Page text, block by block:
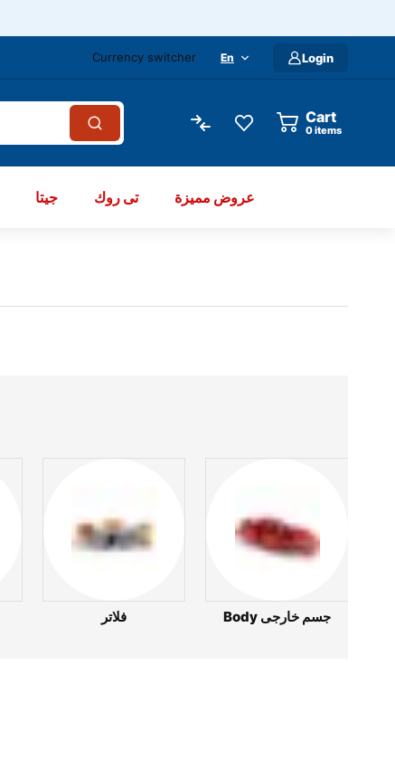
Currency switcher En Login
Cart
items
جيتا تى روك عروض مميزة
فلاتر Body جسم خارجى